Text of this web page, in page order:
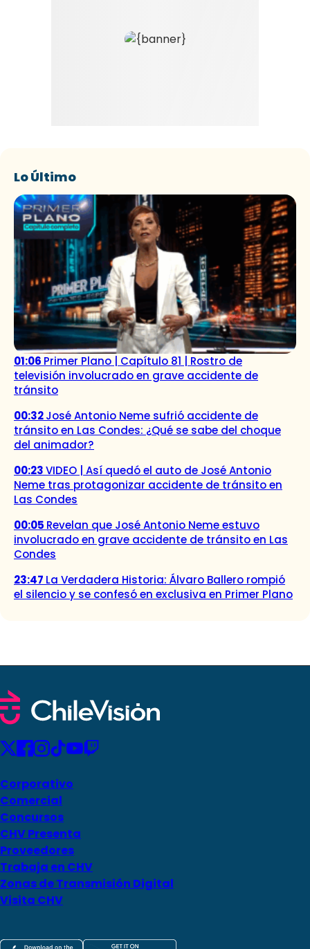
Lo Último
01:06 Primer Plano | Capítulo 81 | Rostro de
televisión involucrado en grave accidente de
tránsito
00:32José Antonio Neme sufrió accidente de
tránsito en Las Condes: ¿Qué se sabe del choque
del animador?
00:23VIDEO | Así quedó el auto de José Antonio
Neme tras protagonizar accidente de tránsito en
Las Condes
00:05 Revelan que José Antonio Neme estuvo
involucrado en grave accidente de tránsito en Las
Condes
23:47 La Verdadera Historia: Álvaro Ballero rompió
el silencio y se confesó en exclusiva en Primer Plano
Corporativo
Comercial
Concursos
CHV Presenta
Proveedores
Trabaja en CHV
Zonas de Transmisión Digital
Visita CHV